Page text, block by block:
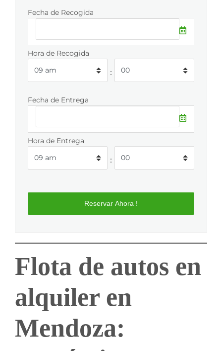
Fecha de Recogida
Hora de Recogida
:
Fecha de Entrega
Hora de Entrega
:
Flota de autos en
alquiler en
Mendoza: